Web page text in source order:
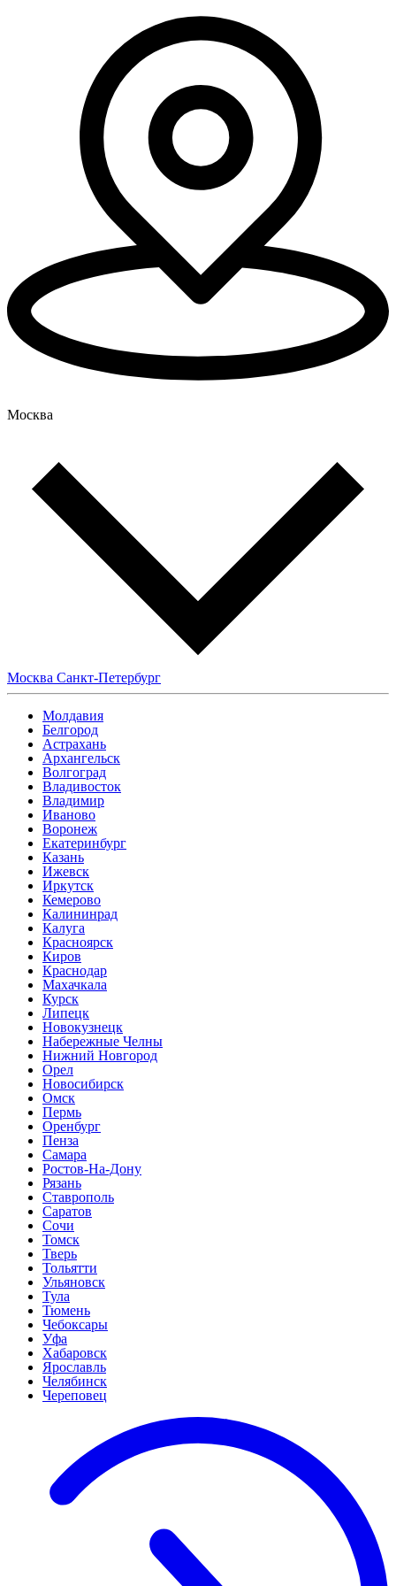
Москва
Москва Санкт-Петербург
Молдавия
Белгород
Астрахань
Архангельск
Волгоград
Владивосток
Владимир
Иваново
Воронеж
Екатеринбург
Казань
Ижевск
Иркутск
Кемерово
Калининрад
Калуга
Красноярск
Киров
Краснодар
Махачкала
Курск
Липецк
Новокузнецк
Набережные Челны
Нижний Новгород
Орел
Новосибирск
Омск
Пермь
Оренбург
Пенза
Самара
Ростов-На-Дону
Рязань
Ставрополь
Саратов
Сочи
Томск
Тверь
Тольятти
Ульяновск
Тула
Тюмень
Чебоксары
Уфа
Хабаровск
Ярославль
Челябинск
Череповец